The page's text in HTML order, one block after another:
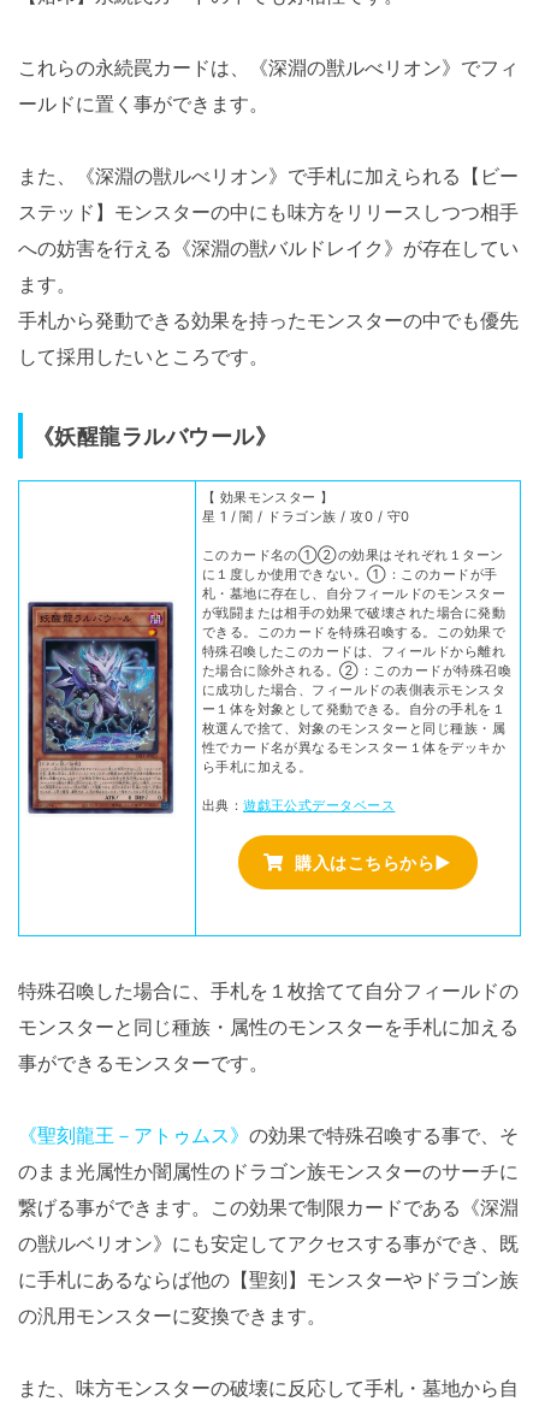
これらの永続罠カードは、《深淵の獣ルべリオン》でフィ
ールドに置く事ができます。
また、《深淵の獣ルべリオン》で手札に加えられる【ビー
ステッド】モンスターの中にも味方をリリースしつつ相手
への妨害を行える《深淵の獣バルドレイク》が存在してい
ます。
手札から発動できる効果を持ったモンスターの中でも優先
して採用したいところです。
《妖醒龍ラルバウール》
【 効果モンスター 】
星 1 / 闇 / ドラゴン族 / 攻0 / 守0
このカード名の①②の効果はそれぞれ１ターン
に１度しか使用できない。①：このカードが手
札・墓地に存在し、自分フィールドのモンスター
が戦闘または相手の効果で破壊された場合に発動
できる。このカードを特殊召喚する。この効果で
特殊召喚したこのカードは、フィールドから離れ
た場合に除外される。②：このカードが特殊召喚
に成功した場合、フィールドの表側表示モンスタ
ー１体を対象として発動できる。自分の手札を１
枚選んで捨て、対象のモンスターと同じ種族・属
性でカード名が異なるモンスター１体をデッキか
ら手札に加える。
出典：遊戯王公式データベース
購入はこちらから▶
特殊召喚した場合に、手札を１枚捨てて自分フィールドの
モンスターと同じ種族・属性のモンスターを手札に加える
事ができるモンスターです。
《聖刻龍王－アトゥムス》 の効果で特殊召喚する事で、そ
のまま光属性か闇属性のドラゴン族モンスターのサーチに
繋げる事ができます。この効果で制限カードである《深淵
の獣ルベリオン》にも安定してアクセスする事ができ、既
に手札にあるならば他の【聖刻】モンスターやドラゴン族
の汎用モンスターに変換できます。
また、味方モンスターの破壊に反応して手札・墓地から自